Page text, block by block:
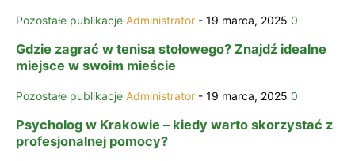
Pozostałe publikacje Administrator - 19 marca, 2025 0
Gdzie zagrać w tenisa stołowego? Znajdź idealne
miejsce w swoim mieście
Pozostałe publikacje Administrator - 19 marca, 2025 0
Psycholog w Krakowie – kiedy warto skorzystać z
profesjonalnej pomocy?